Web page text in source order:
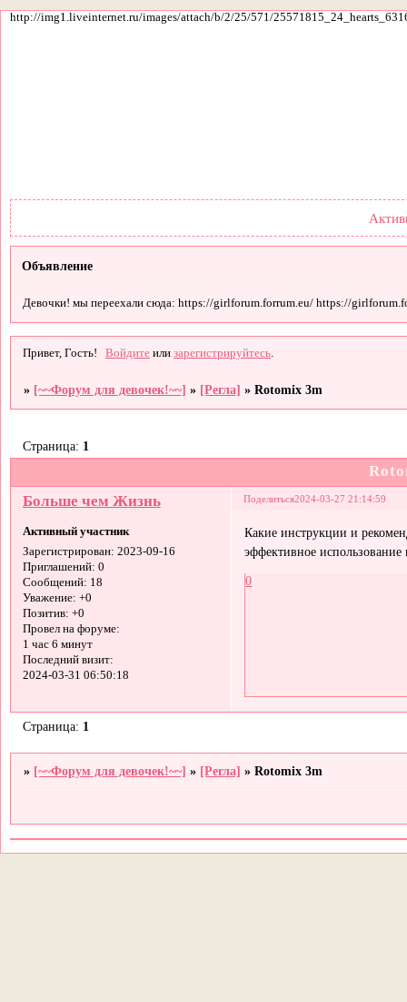
http://img1.liveinternet.ru/images/attach/b/2/25/571/
Объявление
Девочки! мы переехали сюда: https://girlforum.forrum.eu/ https://
Привет, Гость! Войдите илизарегистрируйтесь
» [~~Форум для девочек!~~] » [Регла] »Rotomix 3m
Страница: 1
Поделиться2024-03-27 21:14:59
Больше чем Жизнь
Активный участник
Зарегистрирован: 2023-09-16
Приглашений: 0
Сообщений: 18
Уважение: +0
Позитив: +0
Провел на форуме:
1 час 6 минут
Последний визит:
2024-03-31 06:50:18
Какие инструкции и
эффективное
0
Страница: 1
» [~~Форум для девочек!~~] » [Регла] »Rotomix 3m